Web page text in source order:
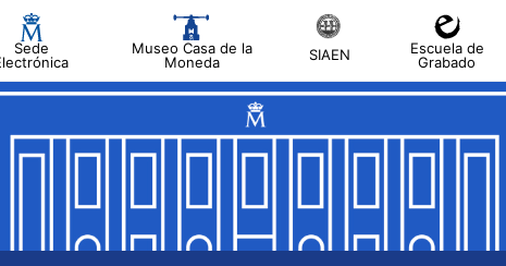
Sede
Museo Casa de la
Moneda
SIAEN
Escuela de
Grabado